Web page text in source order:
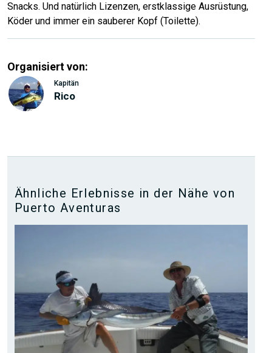
Snacks. Und natürlich Lizenzen, erstklassige Ausrüstung,
Köder und immer ein sauberer Kopf (Toilette).
Organisiert von:
Kapitän
Rico
Ähnliche Erlebnisse in der Nähe von
Puerto Aventuras